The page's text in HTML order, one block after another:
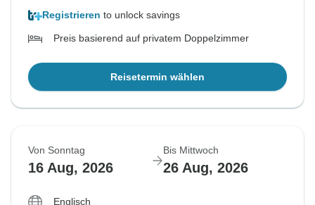
Registrieren to unlock savings
Preis basierend auf privatem Doppelzimmer
Reisetermin wählen
Von Sonntag
16 Aug, 2026
Bis Mittwoch
26 Aug, 2026
Englisch